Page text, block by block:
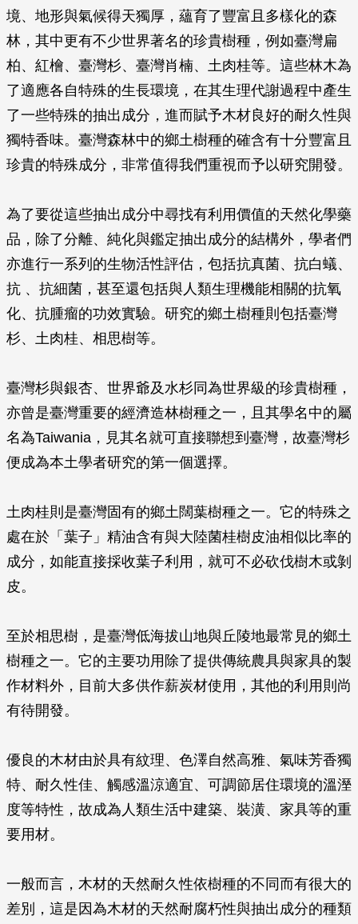
境、地形與氣候得天獨厚，蘊育了豐富且多樣化的森
林，其中更有不少世界著名的珍貴樹種，例如臺灣扁
柏、紅檜、臺灣杉、臺灣肖楠、土肉桂等。這些林木為
了適應各自特殊的生長環境，在其生理代謝過程中產生
了一些特殊的抽出成分，進而賦予木材良好的耐久性與
獨特香味。臺灣森林中的鄉土樹種的確含有十分豐富且
珍貴的特殊成分，非常值得我們重視而予以研究開發。
為了要從這些抽出成分中尋找有利用價值的天然化學藥
品，除了分離、純化與鑑定抽出成分的結構外，學者們
亦進行一系列的生物活性評估，包括抗真菌、抗白蟻、
抗 、抗細菌，甚至還包括與人類生理機能相關的抗氧
化、抗腫瘤的功效實驗。研究的鄉土樹種則包括臺灣
杉、土肉桂、相思樹等。
臺灣杉與銀杏、世界爺及水杉同為世界級的珍貴樹種，
亦曾是臺灣重要的經濟造林樹種之一，且其學名中的屬
名為Taiwania ，見其名就可直接聯想到臺灣，故臺灣杉
便成為本土學者研究的第一個選擇。
土肉桂則是臺灣固有的鄉土闊葉樹種之一。它的特殊之
處在於「葉子」精油含有與大陸菌桂樹皮油相似比率的
成分，如能直接採收葉子利用，就可不必砍伐樹木或剝
皮。
至於相思樹，是臺灣低海拔山地與丘陵地最常見的鄉土
樹種之一。它的主要功用除了提供傳統農具與家具的製
作材料外，目前大多供作薪炭材使用，其他的利用則尚
有待開發。
優良的木材由於具有紋理、色澤自然高雅、氣味芳香獨
特、耐久性佳、觸感溫涼適宜、可調節居住環境的溫溼
度等特性，故成為人類生活中建築、裝潢、家具等的重
要用材。
一般而言，木材的天然耐久性依樹種的不同而有很大的
差別，這是因為木材的天然耐腐朽性與抽出成分的種類